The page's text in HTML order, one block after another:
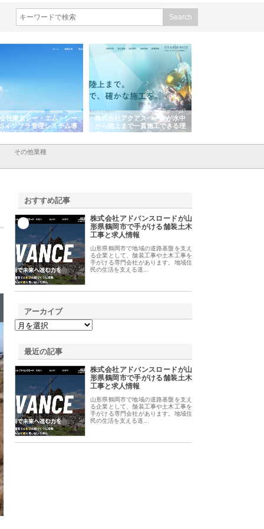
京シー・エム・シー
ラ管理システム導
株式会社アクアスペースが水中
から陸上まで一貫施工できる理
由
強み
その他業種
おすすめ記事
株式会社アドバンスロードが山
形県鶴岡市で手がける舗装土木
工事と求人情報
山形県鶴岡市で地域の道路基盤を支え
る企業として、舗装工事や土木工事を
手がける専門会社があります。地域住
民の生活を支える道…
アーカイブ
最近の記事
株式会社アドバンスロードが山
形県鶴岡市で手がける舗装土木
工事と求人情報
山形県鶴岡市で地域の道路基盤を支え
る企業として、舗装工事や土木工事を
手がける専門会社があります。地域住
民の生活を支える道…